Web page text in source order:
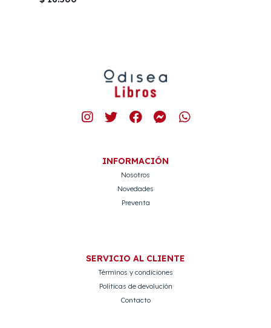
INFORMACIÓN
Nosotros
Novedades
Preventa
SERVICIO AL CLIENTE
Términos y condiciones
Políticas de devolución
Contacto